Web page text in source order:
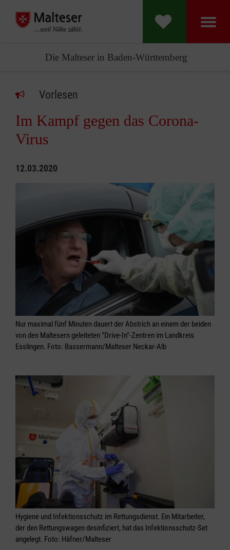
Die Malteser in Baden-Württemberg
Vorlesen
Im Kampf gegen das Corona-
Virus
12.03.2020
Nur maximal fünf Minuten dauert der Abstrich an einem der beiden
von den Maltesern geleiteten "Drive-In"-Zentren im Landkreis
Esslingen. Foto: Bassermann/Malteser Neckar-Alb
Hygiene und Infektionsschutz im Rettungsdienst. Ein Mitarbeiter,
der den Rettungswagen desinfiziert, hat das Infektionsschutz-Set
angelegt. Foto: Häfner/Malteser